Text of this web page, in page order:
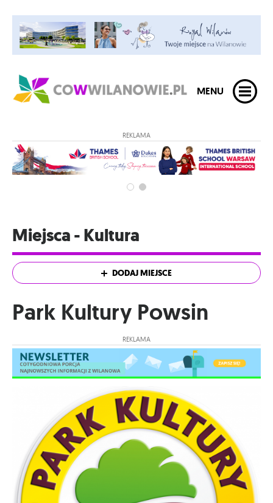
MENU
REKLAMA
Miejsca - Kultura
DODAJ MIEJSCE
Park Kultury Powsin
REKLAMA